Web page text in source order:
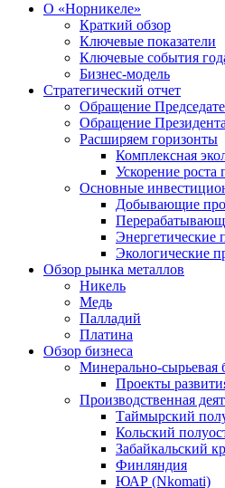
О «Норникеле»
Краткий обзор
Ключевые показатели
Ключевые события
Бизнес-модель
Стратегический отчет
Обращение
Обращение Президента
Расширяем горизонты
Комплексная
Ускорение роста
Основные
Добывающие
Энергетические
Экологические
Обзор рынка металлов
Никель
Медь
Палладий
Платина
Обзор бизнеса
Минерально-сырьевая
Проекты
Производственная
Таймырский
Кольский
Забайкальский
Финляндия
ЮАР (Nkomati)